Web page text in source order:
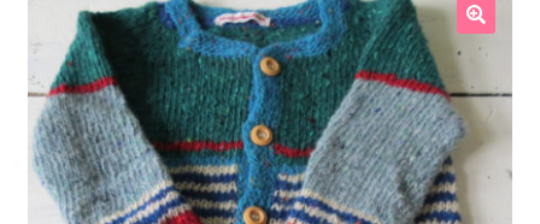
Spielhosen & Mützen
Karten
Über Strickstrümpfchen
🔍